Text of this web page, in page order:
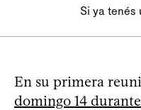
Si ya tenés
En su primera
domingo 14